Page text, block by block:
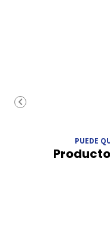
PUEDE